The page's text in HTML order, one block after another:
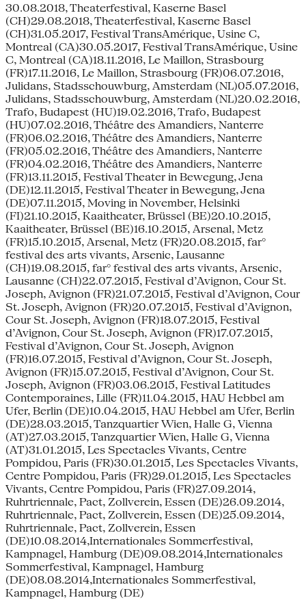
30.08.2018, Theaterfestival, Kaserne Basel
(CH)29.08.2018, Theaterfestival, Kaserne Basel
(CH)31.05.2017, Festival TransAmérique, Usine C,
Montreal (CA)30.05.2017, Festival TransAmérique, Usine
C, Montreal (CA)18.11.2016, Le Maillon, Strasbourg
(FR)17.11.2016, Le Maillon, Strasbourg (FR)06.07.2016,
Julidans, Stadsschouwburg, Amsterdam (NL)05.07.2016,
Julidans, Stadsschouwburg, Amsterdam (NL)20.02.2016,
Trafo, Budapest (HU)19.02.2016, Trafo, Budapest
(HU)07.02.2016, Théâtre des Amandiers, Nanterre
(FR)06.02.2016, Théâtre des Amandiers, Nanterre
(FR)05.02.2016, Théâtre des Amandiers, Nanterre
(FR)04.02.2016, Théâtre des Amandiers, Nanterre
(FR)13.11.2015, Festival Theater in Bewegung, Jena
(DE)12.11.2015, Festival Theater in Bewegung, Jena
(DE)07.11.2015, Moving in November, Helsinki
(FI)21.10.2015, Kaaitheater, Brüssel (BE)20.10.2015,
Kaaitheater, Brüssel (BE)16.10.2015, Arsenal, Metz
(FR)15.10.2015, Arsenal, Metz (FR)20.08.2015, far°
festival des arts vivants, Arsenic, Lausanne
(CH)19.08.2015, far° festival des arts vivants, Arsenic,
Lausanne (CH)22.07.2015, Festival d’Avignon, Cour St.
Joseph, Avignon (FR)21.07.2015, Festival d’Avignon, Cour
St. Joseph, Avignon (FR)20.07.2015, Festival d’Avignon,
Cour St. Joseph, Avignon (FR)18.07.2015, Festival
d’Avignon, Cour St. Joseph, Avignon (FR)17.07.2015,
Festival d’Avignon, Cour St. Joseph, Avignon
(FR)16.07.2015, Festival d’Avignon, Cour St. Joseph,
Avignon (FR)15.07.2015, Festival d’Avignon, Cour St.
Joseph, Avignon (FR)03.06.2015, Festival Latitudes
Contemporaines, Lille (FR)11.04.2015, HAU Hebbel am
Ufer, Berlin (DE)10.04.2015, HAU Hebbel am Ufer, Berlin
(DE)28.03.2015, Tanzquartier Wien, Halle G, Vienna
(AT)27.03.2015, Tanzquartier Wien, Halle G, Vienna
(AT)31.01.2015, Les Spectacles Vivants, Centre
Pompidou, Paris (FR)30.01.2015, Les Spectacles Vivants,
Centre Pompidou, Paris (FR)29.01.2015, Les Spectacles
Vivants, Centre Pompidou, Paris (FR)27.09.2014,
Ruhrtriennale, Pact, Zollverein, Essen (DE)26.09.2014,
Ruhrtriennale, Pact, Zollverein, Essen (DE)25.09.2014,
Ruhrtriennale, Pact, Zollverein, Essen
(DE)10.08.2014,Internationales Sommerfestival,
Kampnagel, Hamburg (DE)09.08.2014,Internationales
Sommerfestival, Kampnagel, Hamburg
(DE)08.08.2014,Internationales Sommerfestival,
Kampnagel, Hamburg (DE)